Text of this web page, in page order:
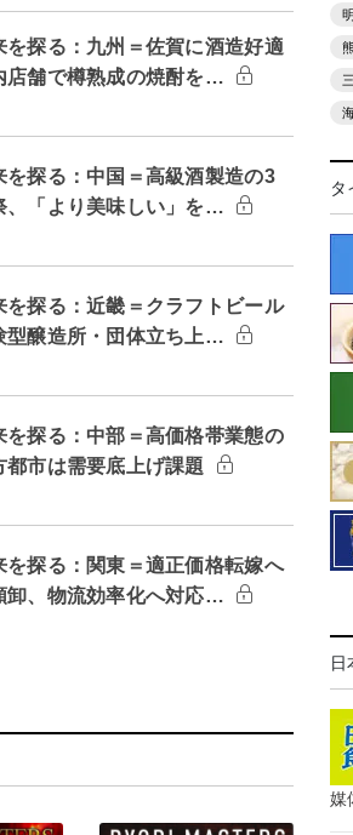
を探る：九州＝佐賀に酒造好適
舗で樽熟成の焼酎を…
を探る：中国＝高級酒製造の3
「より美味しい」を…
を探る：近畿＝クラフトビール
醸造所・団体立ち上…
を探る：中部＝高価格帯業態の
市は需要底上げ課題
を探る：関東＝適正価格転嫁へ
、物流効率化へ対応…
タ
日
媒